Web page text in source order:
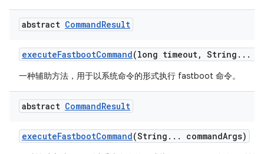
abstract CommandResult
executeFastbootCommand(long timeout, String . . .
一种辅助方法，用于以系统命令的形式执行 fastboot 命令。
abstract CommandResult
executeFastbootCommand(String . . . commandArgs)